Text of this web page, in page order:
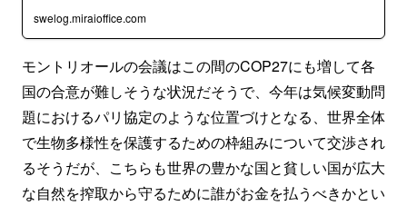
swelog.miraioffice.com
モントリオールの会議はこの間のCOP27にも増して各
国の合意が難しそうな状況だそうで、今年は気候変動問
題におけるパリ協定のような位置づけとなる、世界全体
で生物多様性を保護するための枠組みについて交渉され
るそうだが、こちらも世界の豊かな国と貧しい国が広大
な自然を搾取から守るために誰がお金を払うべきかとい